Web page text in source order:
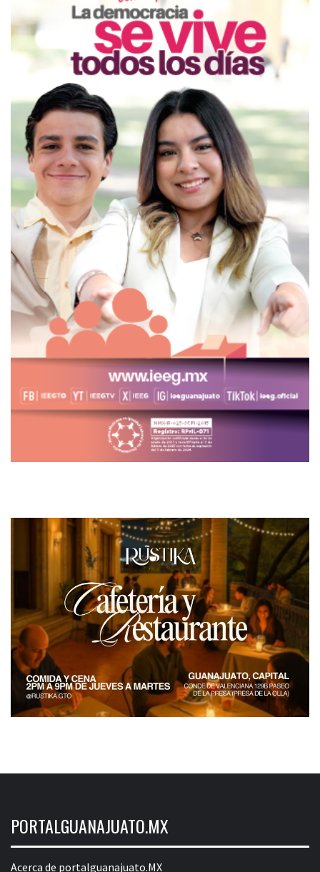
PORTALGUANAJUATO.MX
Acerca de portalguanajuato.MX